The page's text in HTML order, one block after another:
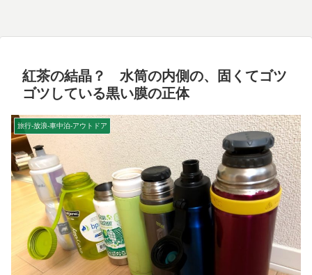
紅茶の結晶？ 水筒の内側の、固くてゴツ
ゴツしている黒い膜の正体
旅行-放浪-車中泊-アウトドア